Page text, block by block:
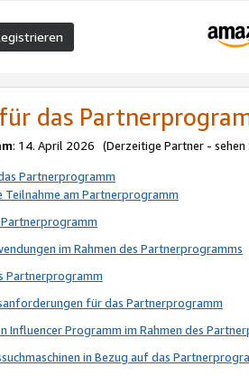
das
: 14. April 2026 (Derzeitige Partner - sehen
Partnerprogramm
Teilnahme am Partnerprogramm
im Rahmen des Partnerprogramms
Partnerprogramm
für das Partnerprogramm
Influencer Programm im Rahmen des
in Bezug auf das